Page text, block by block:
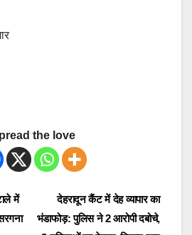
the love
देहरादून कैंट में देह व्यापार का
भंडाफोड़: पुलिस ने 2 आरोपी दबोचे,
में